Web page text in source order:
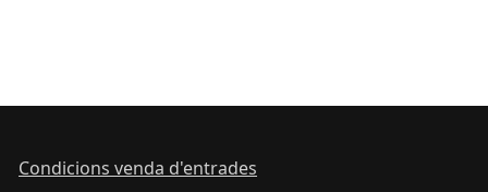
Condicions venda d'entrades